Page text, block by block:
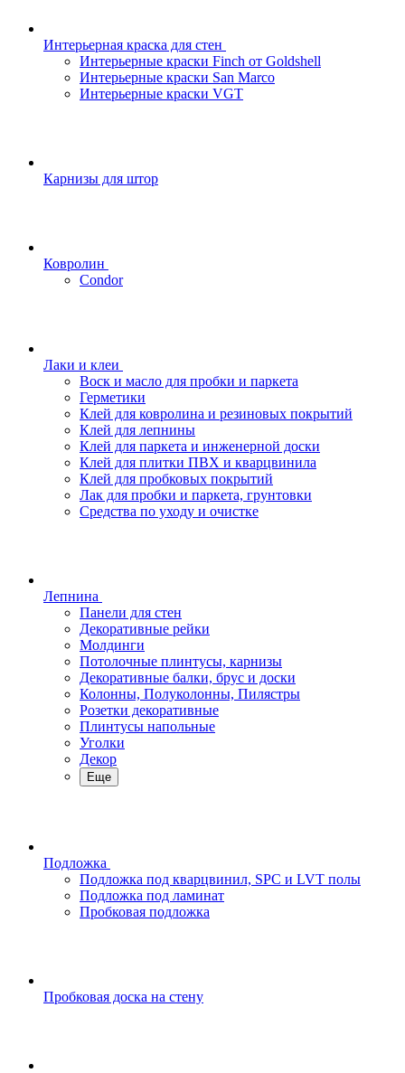
Интерьерная краска для стен
Интерьерные краски Finch от Goldshell
Интерьерные краски San Marco
Интерьерные краски VGT
Карнизы для штор
Ковролин
Condor
Лаки и клеи
Воск и масло для пробки и паркета
Герметики
Клей для ковролина и резиновых покрытий
Клей для лепнины
Клей для паркета и инженерной доски
Клей для плитки ПВХ и кварцвинила
Клей для пробковых покрытий
Лак для пробки и паркета, грунтовки
Средства по уходу и очистке
Лепнина
Панели для стен
Декоративные рейки
Молдинги
Потолочные плинтусы, карнизы
Декоративные балки, брус и доски
Колонны, Полуколонны, Пилястры
Розетки декоративные
Плинтусы напольные
Уголки
Декор
Еще
Подложка
Подложка под кварцвинил, SPC и LVT полы
Подложка под ламинат
Пробковая подложка
Пробковая доска на стену